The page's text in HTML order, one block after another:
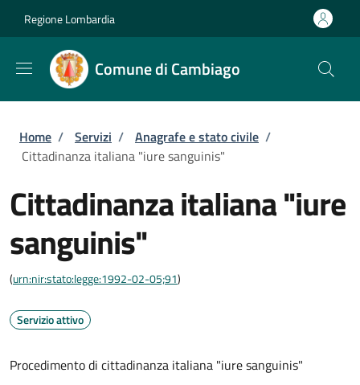
Regione Lombardia
Comune di Cambiago
Briciole di pane
Home / Servizi / Anagrafe e stato civile /
Cittadinanza italiana "iure sanguinis"
Cittadinanza italiana "iure
sanguinis"
(urn:nir:stato:legge:1992-02-05;91)
Servizio attivo
Procedimento di cittadinanza italiana "iure sanguinis"